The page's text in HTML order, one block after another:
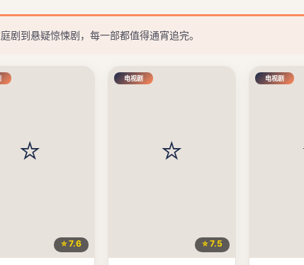
剧到悬疑惊悚剧，每一部都值得通宵追完。
⭐ 7.6
电视剧
⭐ 7.5
电视剧